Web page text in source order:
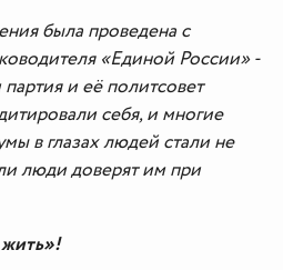
была проведена с
«Единой России» -
и её политсовет
себя, и многие
в глазах людей стали не
люди доверят им при
жить»!